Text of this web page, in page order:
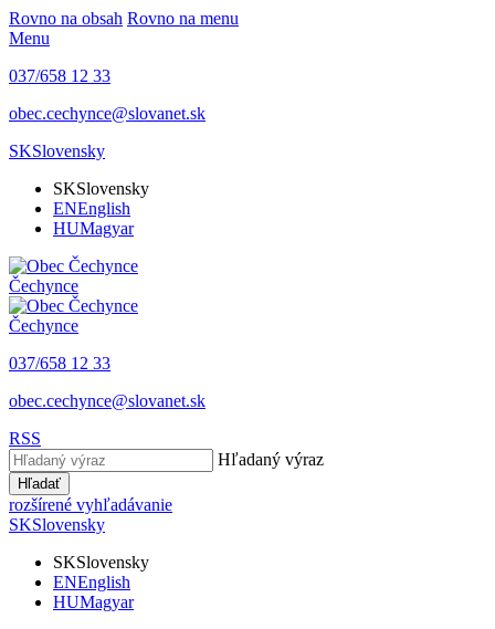
Rovno na obsah Rovno na menu
Menu
037/658 12 33
obec.cechynce@slovanet.sk
SKSlovensky
SKSlovensky
ENEnglish
HUMagyar
Čechynce
Čechynce
037/658 12 33
obec.cechynce@slovanet.sk
RSS
Hľadaný výraz
Hľadať
rozšírené vyhľadávanie
SKSlovensky
SKSlovensky
ENEnglish
HUMagyar